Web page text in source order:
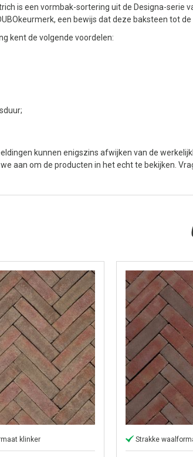
is een vormbak-sortering uit de Designa-serie
een bewijs dat deze baksteen tot
kent de volgende voordelen:
kunnen enigszins afwijken van de
aan om de producten in het echt te bekijken.
klinker Strakke